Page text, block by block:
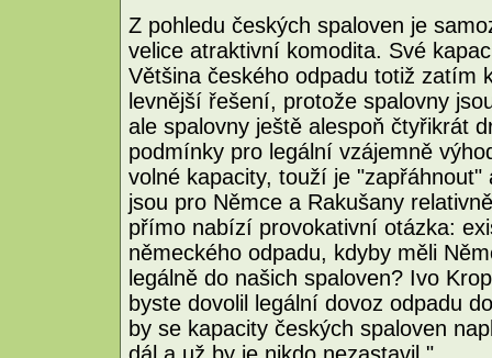
Z pohledu českých spaloven je
velice atraktivní komodita. Své
Většina českého odpadu totiž zatím
levnější řešení, protože spalovny
ale spalovny ještě alespoň čtyřikrát
podmínky pro legální vzájemně
volné kapacity, touží je
jsou pro Němce a Rakušany
přímo nabízí provokativní otázka:
německého odpadu, kdyby měli
legálně do našich spaloven? Ivo
byste dovolil legální dovoz odpadu
by se kapacity českých spaloven